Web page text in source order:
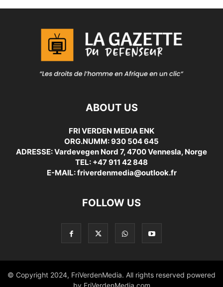
ABOUT US
FRI VERDEN MEDIA ENK
ORG.NUMM: 930 504 645
ADRESSE: Vardevegen Nord 7, 4700 Vennesla, Norge
TEL: +47 911 42 848
E-MAIL: friverdenmedia@outlook.fr
FOLLOW US
© Copyright 2024, FriVerdenMedia. All rights reserved powered
by FriVerdenMedia.com